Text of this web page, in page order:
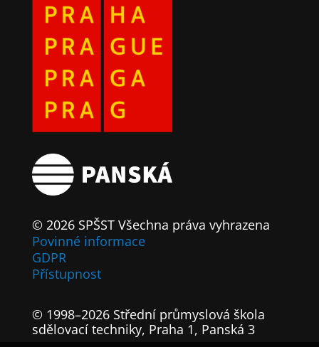
© 2026 SPŠST Všechna práva vyhrazena
Povinné informace
GDPR
Přístupnost
© 1998–2026 Střední průmyslová škola
sdělovací techniky, Praha 1, Panská 3